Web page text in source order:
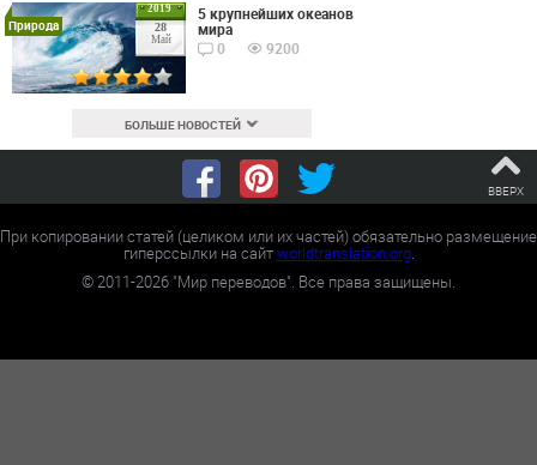
2019
28
Май
Природа
5 крупнейших океанов
мира
0
9200
БОЛЬШЕ НОВОСТЕЙ
ВВЕРХ
При копировании статей (целиком или их частей) обязательно размещение
гиперссылки на сайтworldtranslation.org.
©2011-2026 "Мир переводов". Все права защищены.